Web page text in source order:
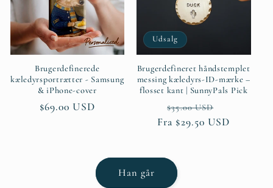
Brugerdefinerede
kæledyrsportrætter - Samsung
& iPhone-cover
Normalpris
$69.00 USD
Udsalg
Brugerdefineret håndstemplet
messing kæledyrs-ID-mærke –
flosset kant | SunnyPals Pick
Normalpris
$35.00 USD
Fra $29.50 USD
Han går